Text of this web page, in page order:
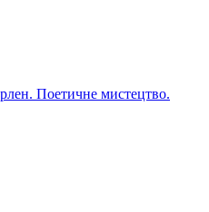
Поетичне мистецтво.